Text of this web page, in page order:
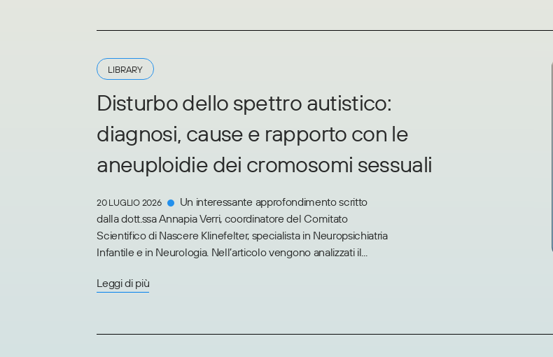
LIBRARY
Disturbo dello spettro autistico:
diagnosi, cause e rapporto con le
aneuploidie dei cromosomi sessuali
20 LUGLIO 2026
Un interessante approfondimento scritto
dalla dott.ssa Annapia Verri, coordinatore del Comitato
Scientifico di Nascere Klinefelter, specialista in Neuropsichiatria
Infantile e in Neurologia. Nell’articolo vengono analizzati il...
Leggi di più